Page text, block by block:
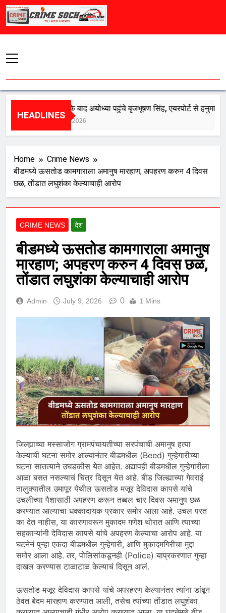
Skip
HEADLINES
बरी होने के बाद अयोध्या पहुंचे बृजभूषण सिंह, एयरपोर्ट से हनुमानगढ़ी तक
Home
Crime News
बीडमध्ये ऊसतोड कामगाराला अमानुष मारहाण; अपहरण करुन 4 दिवस
छळ, तोंडात लघुशंका केल्याचाही आरोप
CRIME NEWS देश
बीडमध्ये ऊसतोड कामगाराला अमानुष
मारहाण; अपहरण करुन 4 दिवस छळ,
तोंडात लघुशंका केल्याचाही आरोप
Admin July 9, 2026 0 1 Mins
जिल्ह्याच्या मस्साजोग ग्रामपंचायतीच्या सरपंचाची अमानुष हत्या
केल्याची घटना समोर आल्यानंतर बीडमधील (Beed) गुन्हेगारीच्या
घटना सातत्याने उघडकीस येत आहेत. अद्यापही बीडमधील गुन्हेगारीला
आळा बसत नसल्याचं चित्र दिसून येत आहे. बीड जिल्ह्याच्या गेवराई
तालुक्यातील उमापूर येथील ऊसतोड मजूर देविदास कापसे यांचे
उचलीच्या पैशासाठी अपहरण करून तब्बल चार दिवस अमानुष छळ
करण्यात आल्याचा धक्कादायक प्रकार समोर आला आहे. उचल परत
का देत नाहीस, या कारणावरून मुकादम गणेश थोरात आणि त्याच्या
सहकाऱ्यांनी देविदास कापसे यांचे अपहरण केल्याचा आरोप आहे. या
घटनेनं पुन्हा एकदा बीडमधील गुन्हेगारी, आणि मुकादमगिरीचा मुद्दा
समोर आला आहे. तर, पोलिसांकडूनही (Police) याप्रकरणात गुन्हा
दाखल करण्यास टाळाटाळ केल्याचं दिसून आलं.
ऊसतोड मजूर देविदास कापसे यांचे अपरहरण केल्यानंतर त्यांना डांबून
ठेवत बेदम मारहाण करण्यात आली, तसेच त्यांच्या तोंडात लघुशंका